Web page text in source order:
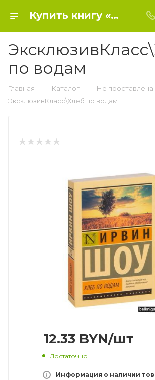
Купить книгу «ЭксклюзивКласс\Хлеб по водам» 2017, Шоу И. - Не проставлена группа
по водам
Главная — Каталог — Не проставлена
ЭксклюзивКласс\Хлеб по водам
12.33 BYN/шт
Достаточно
Информация о наличии